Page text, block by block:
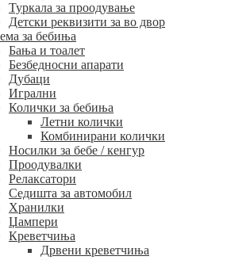
Туркала за проодување
Детски реквизити за во двор
за бебиња
Бања и тоалет
Безбедносни апарати
Дубаци
Игрални
Колички за бебиња
Летни колички
Комбинирани колички
Носилки за бебе / кенгур
Проодувалки
Релаксатори
Седишта за автомобил
Хранилки
Џампери
Креветчиња
Дрвени креветчиња